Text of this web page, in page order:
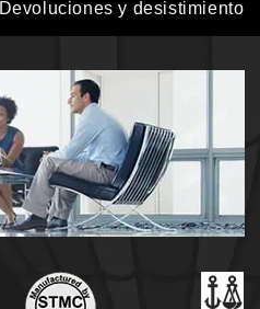
Devoluciones y desistimiento